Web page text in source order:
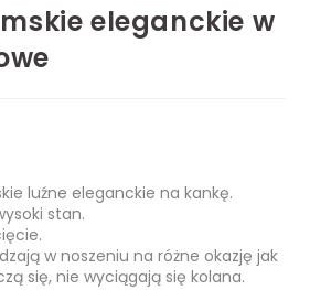
eleganckie w
luźne eleganckie na kankę.
stan.
w noszeniu na różne okazję jak
się, nie wyciągają się kolana.